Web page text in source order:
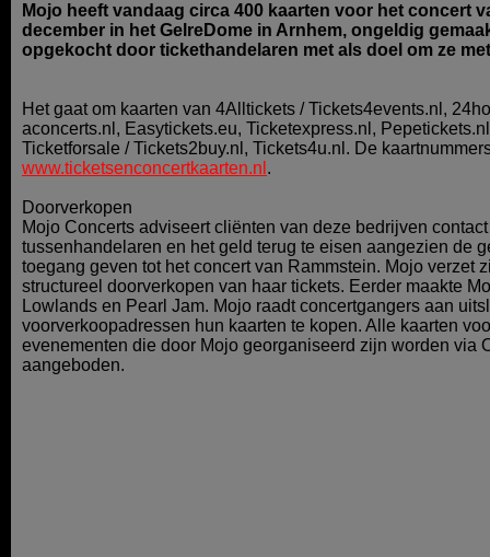
Mojo heeft vandaag circa 400 kaarten voor het concert
december in het GelreDome in Arnhem, ongeldig
opgekocht door tickethandelaren met als doel om ze
Het gaat om kaarten van 4Alltickets / Tickets4events.nl,
aconcerts.nl, Easytickets.eu, Ticketexpress.nl,
Ticketforsale / Tickets2buy.nl, Tickets4u.nl. De
www.ticketsenconcertkaarten.nl .
Doorverkopen
Mojo Concerts adviseert cliënten van deze bedrijven
tussenhandelaren en het geld terug te eisen aangezien de
toegang geven tot het concert van Rammstein. Mojo verzet
structureel doorverkopen van haar tickets. Eerder maakte
Lowlands en Pearl Jam. Mojo raadt concertgangers aan
voorverkoopadressen hun kaarten te kopen. Alle kaarten
evenementen die door Mojo georganiseerd zijn worden via
aangeboden.